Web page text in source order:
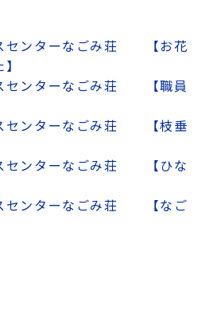
センターなごみ荘 【お花
センターなごみ荘 【職員
センターなごみ荘 【枝垂
センターなごみ荘 【ひな
センターなごみ荘 【なご